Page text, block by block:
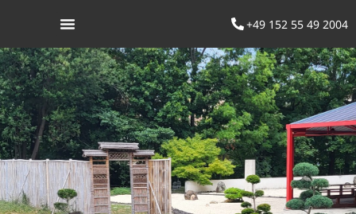
+49 152 55 49 2004